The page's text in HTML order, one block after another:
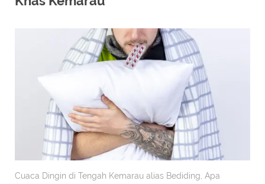
Cuaca Dingin di Tengah Kemarau alias Bediding, Apa